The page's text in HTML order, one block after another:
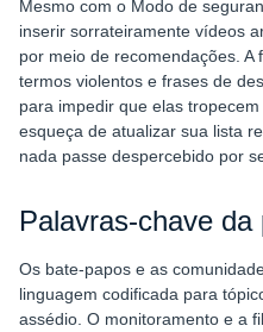
Mesmo com o Modo de
inserir sorrateiramente vídeos
por meio de recomendações. A
termos violentos e frases de
para impedir que elas
esqueça de atualizar sua lista
nada passe despercebido por
Palavras-chave
Os bate-papos e as
linguagem codificada para
assédio. O monitoramento e a